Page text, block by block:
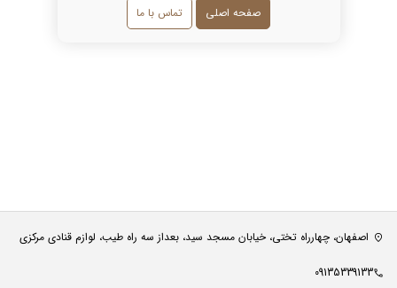
صفحه اصلی تماس با ما
اصفهان، چهارراه تختی، خیابان مسجد سید، بعداز سه راه طیب، لوازم قنادی مرکزی
09135339133